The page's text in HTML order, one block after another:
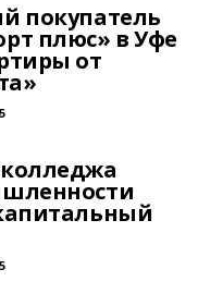
покупатель
плюс» в Уфе
от